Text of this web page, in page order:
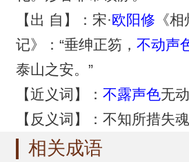
【出 自】：宋·欧阳修 《
记》：“垂绅正笏， 不动声
泰山之安。”
【近义词】： 不露声色无
【反义词】：不知所措失
相关成语